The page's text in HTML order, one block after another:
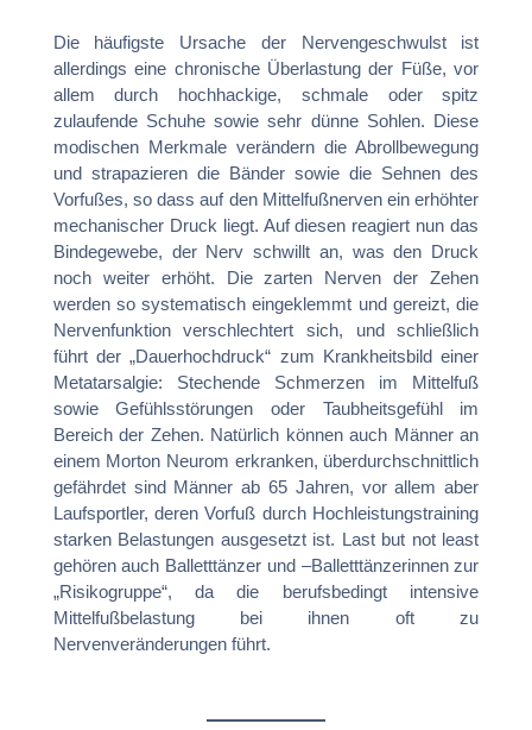
Die häufigste Ursache der Nervengeschwulst ist
allerdings eine chronische Überlastung der Füße, vor
allem durch hochhackige, schmale oder spitz
zulaufende Schuhe sowie sehr dünne Sohlen. Diese
modischen Merkmale verändern die Abrollbewegung
und strapazieren die Bänder sowie die Sehnen des
Vorfußes, so dass auf den Mittelfußnerven ein erhöhter
mechanischer Druck liegt. Auf diesen reagiert nun das
Bindegewebe, der Nerv schwillt an, was den Druck
noch weiter erhöht. Die zarten Nerven der Zehen
werden so systematisch eingeklemmt und gereizt, die
Nervenfunktion verschlechtert sich, und schließlich
führt der „Dauerhochdruck“ zum Krankheitsbild einer
Metatarsalgie: Stechende Schmerzen im Mittelfuß
sowie Gefühlsstörungen oder Taubheitsgefühl im
Bereich der Zehen. Natürlich können auch Männer an
einem Morton Neurom erkranken, überdurchschnittlich
gefährdet sind Männer ab 65 Jahren, vor allem aber
Laufsportler, deren Vorfuß durch Hochleistungstraining
starken Belastungen ausgesetzt ist. Last but not least
gehören auch Balletttänzer und –Balletttänzerinnen zur
„Risikogruppe“, da die berufsbedingt intensive
Mittelfußbelastung bei ihnen oft zu
Nervenveränderungen führt.